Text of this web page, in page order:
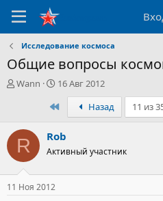
Исследование космоса
Общие вопросы
А
р
е
м
ы
Wann
Д
т
н
а
ч
16 Авг 2012
ПервыйНазад 11 из
R Rob
Активный участник
11 Ноя 2012